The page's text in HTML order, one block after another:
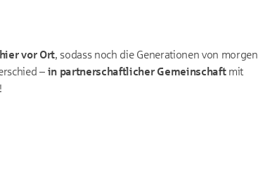
vor Ort, sodass noch die Generationen von morgen
– in partnerschaftlicher Gemeinschaftmit